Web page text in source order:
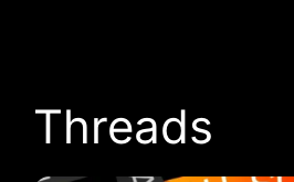
Threads